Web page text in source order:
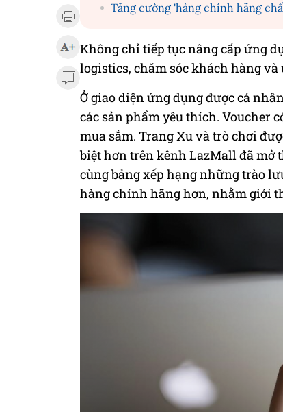
Tăng cường 'hàng chính hãng
Không chỉ tiếp tục nâng cấp ứng
logistics, chăm sóc khách hàng
Ở giao diện ứng dụng được cá
các sản phẩm yêu thích. Voucher
mua sắm. Trang Xu và trò chơi
biệt hơn trên kênh LazMall đã mở
cùng bảng xếp hạng những trào
hàng chính hãng hơn, nhằm giới